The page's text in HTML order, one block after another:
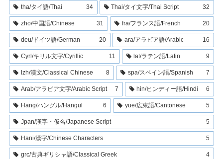
tha/タイ語/Thai 34 Thai/タイ文字/Thai Script 32
zho/中国語/Chinese 31 fra/フランス語/French 20
deu/ドイツ語/German 20 ara/アラビア語/Arabic 16
Cyrl/キリル文字/Cyrillic 11 lat/ラテン語/Latin 9
lzh/漢文/Classical Chinese 8 spa/スペイン語/Spanish 7
Arab/アラビア文字/Arabic Script 7 hin/ヒンディー語/Hindi 6
Hang/ハングル/Hangul 6 yue/広東語/Cantonese 5
Jpan/漢字・仮名/Japanese Script 5
Hani/漢字/Chinese Characters 5
grc/古典ギリシャ語/Classical Greek 4